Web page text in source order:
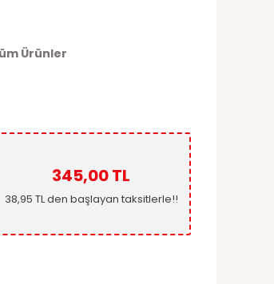
Ürünler
345,00 TL
38,95 TL den başlayan taksitlerle!!